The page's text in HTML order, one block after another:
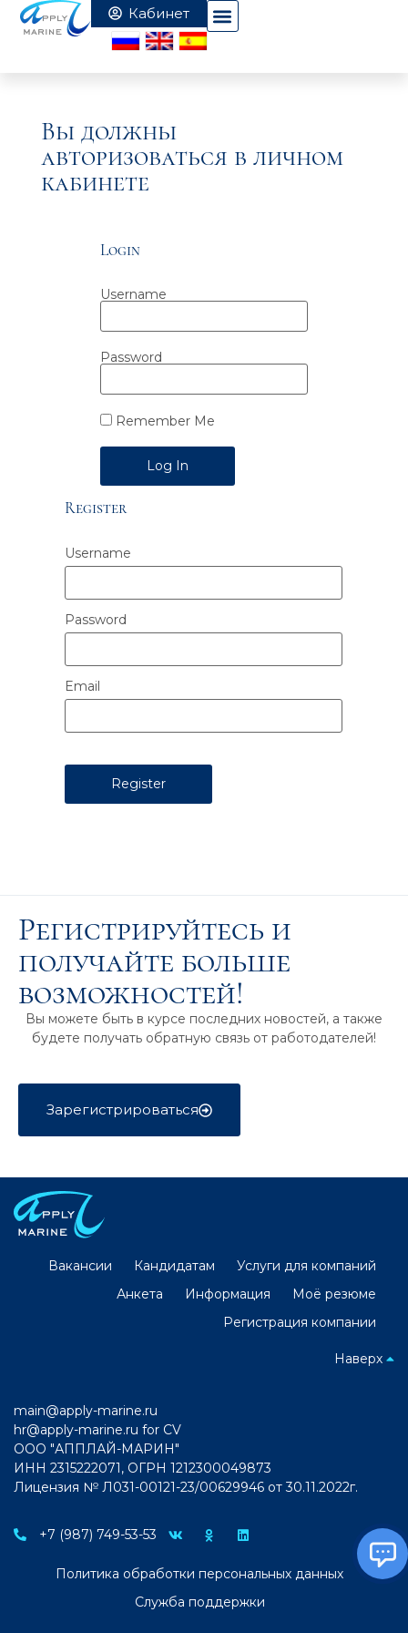
Вы должны
авторизоваться в личном
кабинете
Login
Username
Password
Remember Me
Alternative:
Register
Username
Password
Email
Регистрируйтесь и
получайте больше
возможностей!
Вы можете быть в курсе последних новостей, а также
будете получать обратную связь от работодателей!
Зарегистрироваться
Вакансии Кандидатам
Услуги для компаний
Анкета
Информация
Моё резюме
Регистрация компании
Наверх
main@apply-marine.ru
hr@apply-marine.ru for CV
ООО "АППЛАЙ-МАРИН"
ИНН 2315222071, ОГРН 1212300049873
Лицензия № Л031-00121-23/00629946 от 30.11.2022г.
+7 (987) 749-53-53
Политика обработки персональных данных
Служба поддержки